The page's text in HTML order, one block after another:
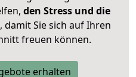
den Stress und die
, damit Sie sich auf Ihren
freuen können.
erhalten